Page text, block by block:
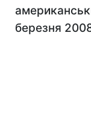
березня